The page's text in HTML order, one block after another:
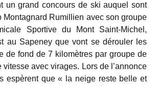
un grand concours de ski auquel sont
Montagnard Rumillien avec son groupe
Sportive du Mont Saint-Michel,
au Sapeney que vont se dérouler les
de fond de 7 kilomètres par groupe de
vitesse avec virages. Lors de l’annonce
espèrent que « la neige reste belle et